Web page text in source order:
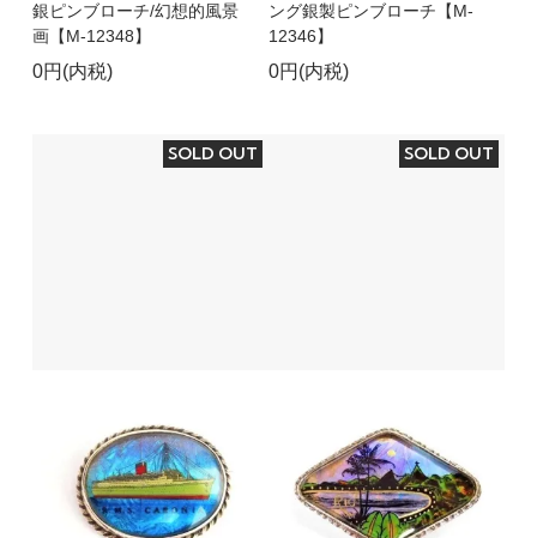
銀ピンブローチ/幻想的風景
画【M-12348】
0円(内税)
ング銀製ピンブローチ【M-
12346】
0円(内税)
SOLD OUT SOLD OUT